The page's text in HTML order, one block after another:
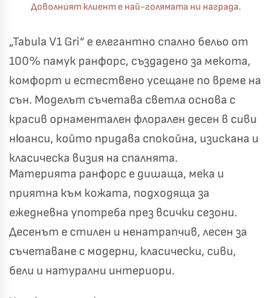
Доволният клиент е най-голямата ни награда.
„Tabula V1 Gri“ е елегантно спално бельо от
100% памук ранфорс, създадено за мекота,
комфорт и естествено усещане по време на
сън. Моделът съчетава светла основа с
красив орнаментален флорален десен в сиви
нюанси, който придава спокойна, изискана и
класическа визия на спалнята.
Материята ранфорс е дишаща, мека и
приятна към кожата, подходяща за
ежедневна употреба през всички сезони.
Десенът е стилен и ненатрапчив, лесен за
съчетаване с модерни, класически, сиви,
бели и натурални интериори.